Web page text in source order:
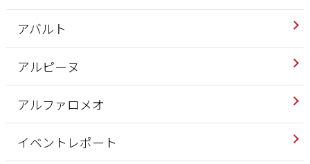
アバルト
アルピーヌ
アルファロメオ
イベントレポート